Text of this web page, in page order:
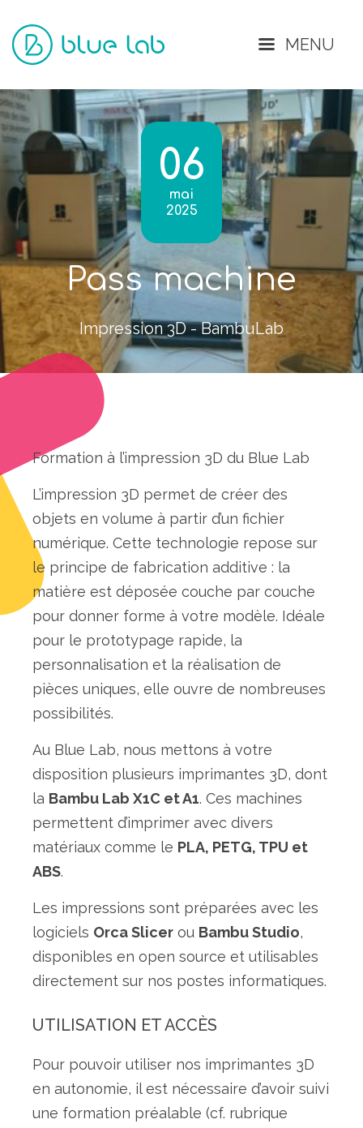
MENU
06
mai
2025
Pass machine
Impression 3D - BambuLab
Formation à l’impression 3D du Blue Lab
L’impression 3D permet de créer des
objets en volume à partir d’un fichier
numérique. Cette technologie repose sur
le principe de fabrication additive : la
matière est déposée couche par couche
pour donner forme à votre modèle. Idéale
pour le prototypage rapide, la
personnalisation et la réalisation de
pièces uniques, elle ouvre de nombreuses
possibilités.
Au Blue Lab, nous mettons à votre
disposition plusieurs imprimantes 3D, dont
la Bambu Lab X1C et A1. Ces machines
permettent d’imprimer avec divers
matériaux comme le PLA, PETG, TPU et
ABS.
Les impressions sont préparées avec les
logiciels Orca Slicer ou Bambu Studio,
disponibles en open source et utilisables
directement sur nos postes informatiques.
UTILISATION ET ACCÈS
Pour pouvoir utiliser nos imprimantes 3D
en autonomie, il est nécessaire d’avoir suivi
une formation préalable (cf. rubrique